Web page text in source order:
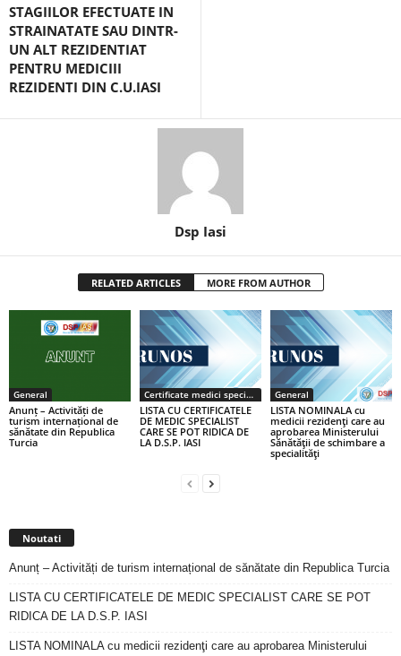
STAGIILOR EFECTUATE IN
STRAINATATE SAU DINTR-
UN ALT REZIDENTIAT
PENTRU MEDICIII
REZIDENTI DIN C.U.IASI
Dsp Iasi
RELATED ARTICLES MORE FROM AUTHOR
General
Anunț – Activități de
turism internațional de
sănătate din Republica
Turcia
Certificate medici specialiști / primari
LISTA CU CERTIFICATELE
DE MEDIC SPECIALIST
CARE SE POT RIDICA DE
LA D.S.P. IASI
General
LISTA NOMINALA cu
medicii rezidenţi care au
aprobarea Ministerului
Sănătăţii de schimbare a
specialităţi
Noutati
Anunț – Activități de turism internațional de sănătate din Republica Turcia
LISTA CU CERTIFICATELE DE MEDIC SPECIALIST CARE SE POT
RIDICA DE LA D.S.P. IASI
LISTA NOMINALA cu medicii rezidenţi care au aprobarea Ministerului